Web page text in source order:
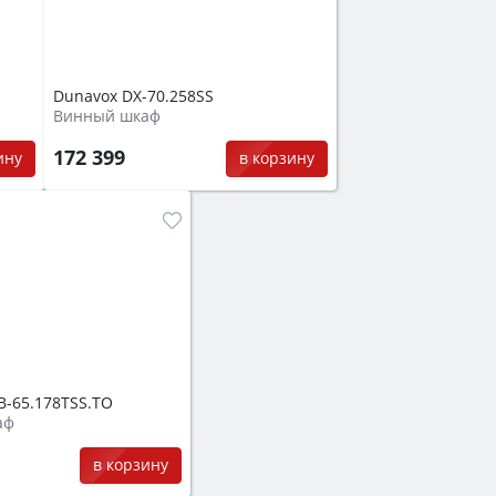
Dunavox DX-70.258SS
Винный шкаф
172 399 в корзину
65.178TSS.TO
в корзину